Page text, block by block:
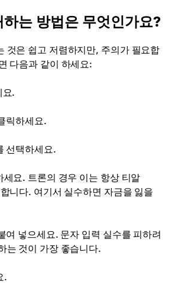
는 방법은 무엇인가요?
것은 쉽고 저렴하지만, 주의가 필요합
다음과 같이 하세요:
요.
릭하세요.
선택하세요.
세요. 트론의 경우 이는 항상 티알
니다. 여기서 실수하면 자금을 잃을
여 넣으세요. 문자 입력 실수를 피하려
는 것이 가장 좋습니다.
.